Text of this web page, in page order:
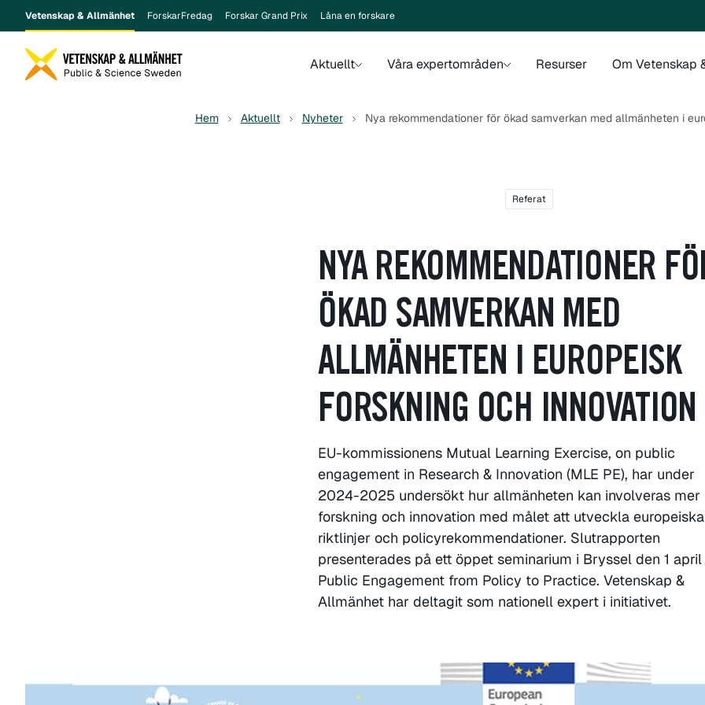
Vetenskap & Allmänhet ForskarFredag Forskar Grand Prix Låna en forskare
Aktuellt Våra expertområden Resurser Om Vetenskap
Hem Aktuellt Nyheter Nya rekommendationer för ökad samverkan med allmänheten i
Referat
NYA REKOMMENDATIONER
ÖKAD SAMVERKAN MED
ALLMÄNHETEN I EUROPEISK
FORSKNING OCH INNOVATION
EU-kommissionens Mutual Learning Exercise, on public
engagement in Research & Innovation (MLE PE), har under
2024-2025 undersökt hur allmänheten kan involveras mer
forskning och innovation med målet att utveckla europeiska
riktlinjer och policyrekommendationer. Slutrapporten
presenterades på ett öppet seminarium i Bryssel den 1
Public Engagement from Policy to Practice. Vetenskap &
Allmänhet har deltagit som nationell expert i initiativet.